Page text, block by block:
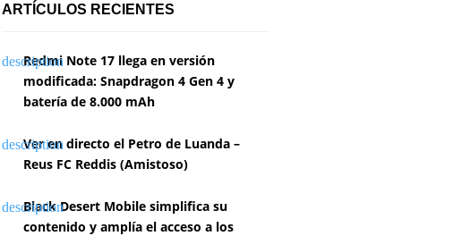
ARTÍCULOS RECIENTES
Redmi Note 17 llega en versión
modificada: Snapdragon 4 Gen 4 y
batería de 8.000 mAh
Ver en directo el Petro de Luanda –
Reus FC Reddis (Amistoso)
Black Desert Mobile simplifica su
contenido y amplía el acceso a los